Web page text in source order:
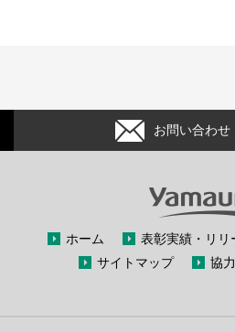
お問い合わせ
ホーム 表彰実績・リリ
サイトマップ
協